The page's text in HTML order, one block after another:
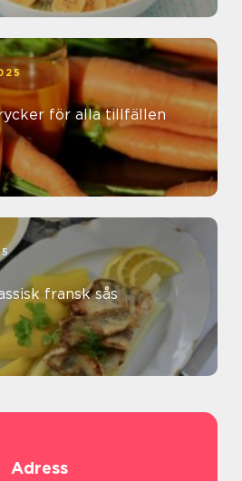
för alla tillfällen
fransk sås
Adress